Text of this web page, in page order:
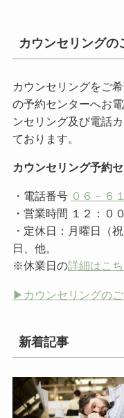
カウンセリングの
カウンセリングをご
の予約センターへお
ンセリング及び電話
ております。
カウンセリング予約
・電話番号 ０６－６
・営業時間 １２：０
・定休日：月曜日（
日、他。
※休業日の詳細はこ
▶︎カウンセリングの
新着記事